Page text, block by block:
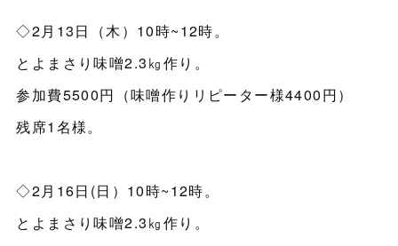
◇2月13日（木）10時~12時。
とよまさり味噌2.3㎏作り。
参加費5500円（味噌作りリピーター様4400円）
残席1名様。
◇2月16日(日）10時~12時。
とよまさり味噌2.3㎏作り。